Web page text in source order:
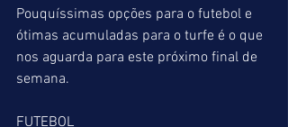
Pouquíssimas opções para o futebol e
ótimas acumuladas para o turfe é o que
nos aguarda para este próximo final de
semana.
FUTEBOL